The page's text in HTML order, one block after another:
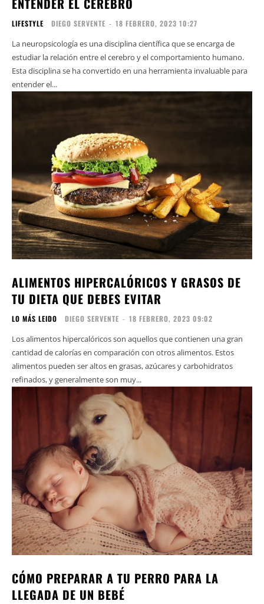
LIFESTYLE DIEGO SERVENTE - 18 FEBRERO, 2023 10:27
La neuropsicología es una disciplina científica que se encarga de
estudiar la relación entre el cerebro y el comportamiento humano.
Esta disciplina se ha convertido en una herramienta invaluable para
entender el...
ALIMENTOS HIPERCALÓRICOS Y GRASOS DE
TU DIETA QUE DEBES EVITAR
LO MÁS LEIDO DIEGO SERVENTE - 18 FEBRERO, 2023 09:02
Los alimentos hipercalóricos son aquellos que contienen una gran
cantidad de calorías en comparación con otros alimentos. Estos
alimentos pueden ser altos en grasas, azúcares y carbohidratos
refinados, y generalmente son muy...
CÓMO PREPARAR A TU PERRO PARA LA
LLEGADA DE UN BEBÉ